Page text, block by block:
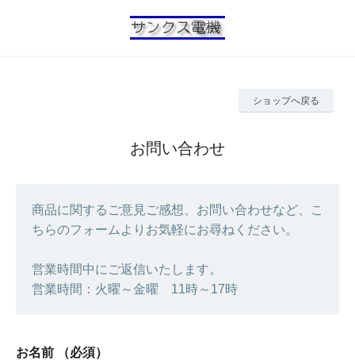
ショップへ戻る
お問い合わせ
商品に関するご意見ご感想、お問い合わせなど、こ
ちらのフォームよりお気軽にお尋ねください。
営業時間中にご返信いたします。
営業時間：火曜～金曜 11時～17時
お名前 （必須）